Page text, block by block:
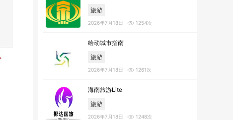
旅游
2026年7月18日 1254次
绘动城市指南
旅游
2026年7月18日 1261次
海南旅游Lite
旅游
2026年7月18日 1248次